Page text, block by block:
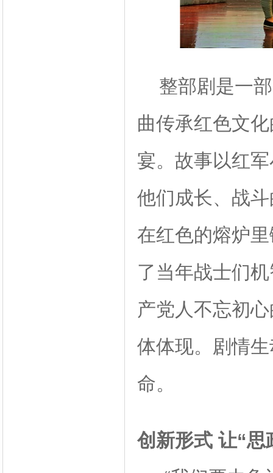
整部剧是一部
曲传承红色文
宴。故事以红
他们成长、战
在红色的熔炉
了当年战士们
产党人不忘初
体体现。剧情
命。
创新形式 让“思